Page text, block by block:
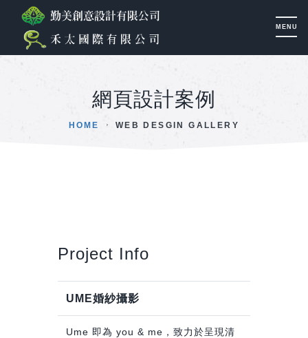
網頁設計案例
HOME WEB DESGIN GALLERY
Project Info
UME婚紗攝影
Ume 即為 you & me，致力於呈現清